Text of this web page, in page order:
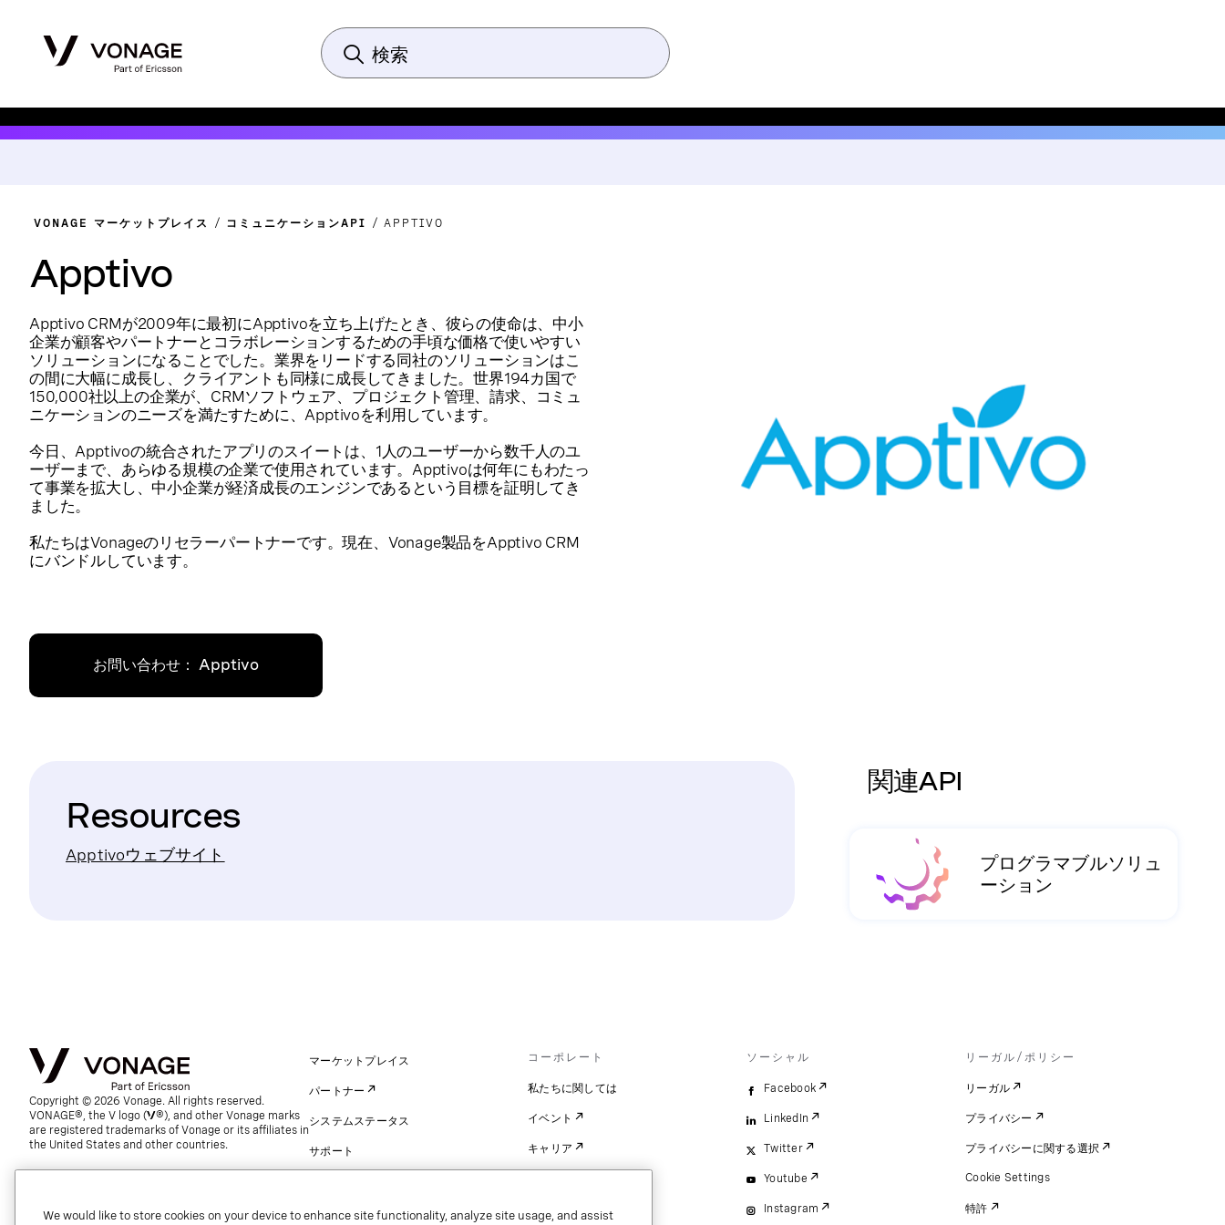
VONAGE マーケットプレイス コミュニケーションAPI APPTIVO
Apptivo
Apptivo CRMが2009年に最初にApptivoを立ち上げたとき、彼らの使命は、中小
企業が顧客やパートナーとコラボレーションするための手頃な価格で使いやすい
ソリューションになることでした。業界をリードする同社のソリューションはこ
の間に大幅に成長し、クライアントも同様に成長してきました。世界194カ国で
150,000社以上の企業が、CRMソフトウェア、プロジェクト管理、請求、コミュ
ニケーションのニーズを満たすために、Apptivoを利用しています。
今日、Apptivoの統合されたアプリのスイートは、1人のユーザーから数千人のユ
ーザーまで、あらゆる規模の企業で使用されています。Apptivoは何年にもわたっ
て事業を拡大し、中小企業が経済成長のエンジンであるという目標を証明してき
ました。
私たちはVonageのリセラーパートナーです。現在、Vonage製品をApptivo CRM
にバンドルしています。
お問い合わせ： Apptivo
Resources
Apptivoウェブサイト
関連API
プログラマブルソリュ
ーション
Copyright © 2026 Vonage. All rights reserved.
VONAGE®, the V logo (
®), and other Vonage marks
are registered trademarks of Vonage or its affiliates in
the United States and other countries.
マーケットプレイス
パートナー
システムステータス
サポート
コーポレート
私たちに関しては
イベント
キャリア
ソーシャル
Facebook
LinkedIn
Twitter
Youtube
Instagram
リーガル/ポリシー
リーガル
プライバシー
プライバシーに関する選択
Cookie Settings
特許
We would like to store cookies on your device to enhance site functionality, analyze site usage, and assist